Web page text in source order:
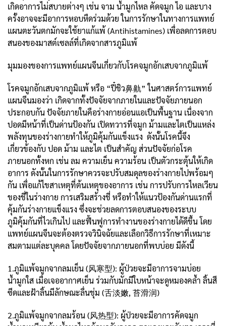
เกิดอาการไม่สบายต่างๆ เช่น จาม น้ำมูกไหล คัดจมูก ไอ และบาง
ครั้งอาจจะมีอาการหอบหืดร่วมด้วย ในการรักษาในทางการแพทย์
แผนตะวันตกมักจะใช้ยาแก้แพ้ (Antihistamines) เพื่อลดการตอบ
สนองของมาสต์เซลล์ที่เกิดจากสารภูมิแพ้
มุมมองของการแพทย์แผนจีนเกี่ยวกับโรคจมูกอักเสบจากภูมิแพ้
โรคจมูกอักเสบจากภูมิแพ้ หรือ “ปี๋ชิว鼻鼽” ในศาสตร์การแพทย์
แผนจีนมองว่า เกิดจากทั้งปัจจัยจากภายในและปัจจัยภายนอก
ประกอบกัน ปัจจัยภายในคือร่างกายอ่อนแอเป็นพื้นฐาน เนื่องจาก
ปอดมีหน้าที่เป็นด่านป้องกัน เปิดทวารที่จมูก ม้ามและไตเป็นแหล่ง
พลังทุนของร่างกายทำให้ภูมิคุ้มกันแข็งแรง ดังนั้นโรคนี้จึง
เกี่ยวข้องกับ ปอด ม้าม และไต เป็นสำคัญ ส่วนปัจจัยก่อโรค
ภายนอกทั้งหก เช่น ลม ความเย็น ความร้อน เป็นตัวกระตุ้นให้เกิด
อาการ ดังนั้นในการรักษาควรจะปรับสมดุลของร่างกายไปพร้อมๆ
กัน เพื่อแก้ไขสาเหตุที่ต้นเหตุของอาการ เช่น การปรับการไหลเวียน
ของชี่ในร่างกาย การเสริมสร้างชี่ หรือทำให้แนวป้องกันด่านแรกที่
คุ้มกันร่างกายแข็งแรง ซึ่งจะช่วยลดการตอบสนองของระบบ
ภูมิคุ้มกันที่ไวเกินไป และฟื้นฟูการทำงานของร่างกายได้ดีขึ้น โดย
แพทย์แผนจีนจะต้องตรวจวินิจฉัยและเลือกวิธีการรักษาที่เหมาะ
สมตามแต่ละบุคคล โดยปัจจัยจากภายนอกที่พบบ่อย มีดังนี้
1.ภูมิแพ้จมูกจากลมเย็น (风寒型): ผู้ป่วยจะมีอาการจามบ่อย
น้ำมูกใส เมื่อเจออากาศเย็น ร่วมกับมักมีใบหน้าจะดูหมองคล้ำ ลิ้นสี
ซีดและฝ้าลิ้นมีลักษณะลื่นชุ่ม (舌淡嫩, 苔滑润)
2.ภูมิแพ้จมูกจากลมร้อน (风热型): ผู้ป่วยจะมีอาการคัดจมูก